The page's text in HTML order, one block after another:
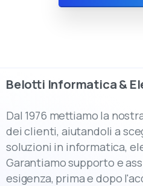
Belotti Informatica&
Dal 1976 mettiamo la
dei clienti, aiutandoli a
soluzioni in informatica,
Garantiamo supporto e
esigenza, prima e dopo